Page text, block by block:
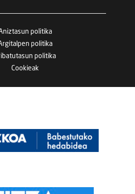
politika
politika
politika
Cookieak